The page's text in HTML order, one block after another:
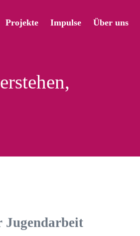
Projekte Impulse Über uns
Jugendarbeit